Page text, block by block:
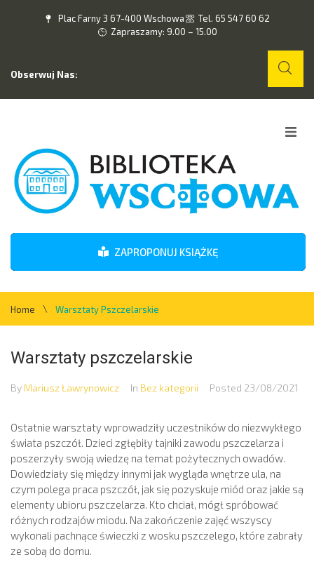
Plac Farny 3 67-400 Wschowa
Tel. 65 547 60 62
Zapraszamy: 9.00 – 15.00
Obserwuj Nas:
O nas
Wydarzenia
Kontakt
ZAPROPONUJ KSIĄŻKĘ
Home \ Warsztaty Pszczelarskie
Warsztaty pszczelarskie
By Mariusz Ławrynowicz In Bez kategorii Posted 23/08/2021
Ostatnie warsztaty wprowadziły uczestników do niezwykłego
świata pszczół. Dzieci zgłębiły tajniki zawodu pszczelarza i
poszerzyły swoją wiedzę na temat pożytecznych owadów.
Dowiedziały się między innymi jak wygląda wnętrze ula, na
czym polega praca pszczół, jak się pozyskuje miód oraz jakie są
elementy ubioru pszczelarza. Kto chciał, mógł spróbować
różnych rodzajów miodu. Na zakończenie zajęć wszyscy
wykonali pachnące świeczki z wosku pszczelego, które zabrały
ze sobą do domu.